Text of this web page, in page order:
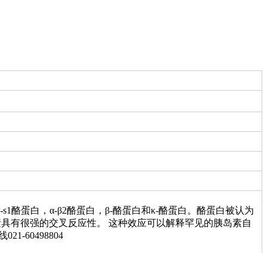
酪蛋白，α-β2酪蛋白，β-酪蛋白和κ-酪蛋白。酪蛋白被认为
有很强的交叉反应性。 这种效应可以解释罕见的胰岛素自
60498804